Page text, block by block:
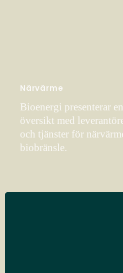
Närvärme
Bioenergi presenterar
översikt med
och tjänster för
biobränsle.